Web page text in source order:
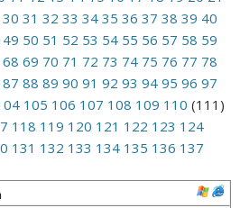
30 31 32 33 34 35 36 37 38 39 40
49 50 51 52 53 54 55 56 57 58 59
68 69 70 71 72 73 74 75 76 77 78
87 88 89 90 91 92 93 94 95 96 97
105 106 107 108 109 110 (111)
118 119 120 121 122 123 124
131 132 133 134 135 136 137